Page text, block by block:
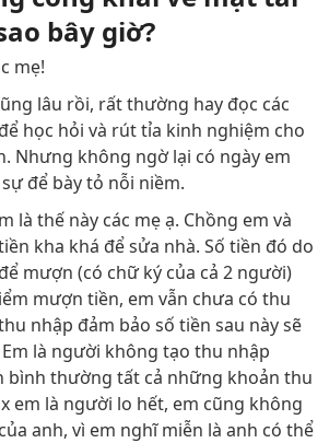
bây giờ?
mẹ!
lâu rồi, rất thường hay đọc các
học hỏi và rút tỉa kinh nghiệm cho
Nhưng không ngờ lại có ngày em
để bày tỏ nỗi niềm.
là thế này các mẹ ạ. Chồng em và
kha khá để sửa nhà. Số tiền đó do
mượn (có chữ ký của cả 2 người)
mượn tiền, em vẫn chưa có thu
nhập đảm bảo số tiền sau này sẽ
là người không tạo thu nhập
bình thường tất cả những khoản thu
em là người lo hết, em cũng không
anh, vì em nghĩ miễn là anh có thể